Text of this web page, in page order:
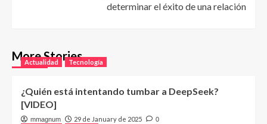
determinar el éxito de una relación
More Stories
Actualidad Tecnología
¿Quién está intentando tumbar a DeepSeek?
[VIDEO]
mmagnum 29 de January de 2025 0